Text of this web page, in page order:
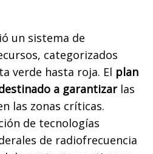
un sistema de
categorizados
verde hasta roja. El plan
a garantizarlas
las zonas críticas.
de tecnologías
de radiofrecuencia